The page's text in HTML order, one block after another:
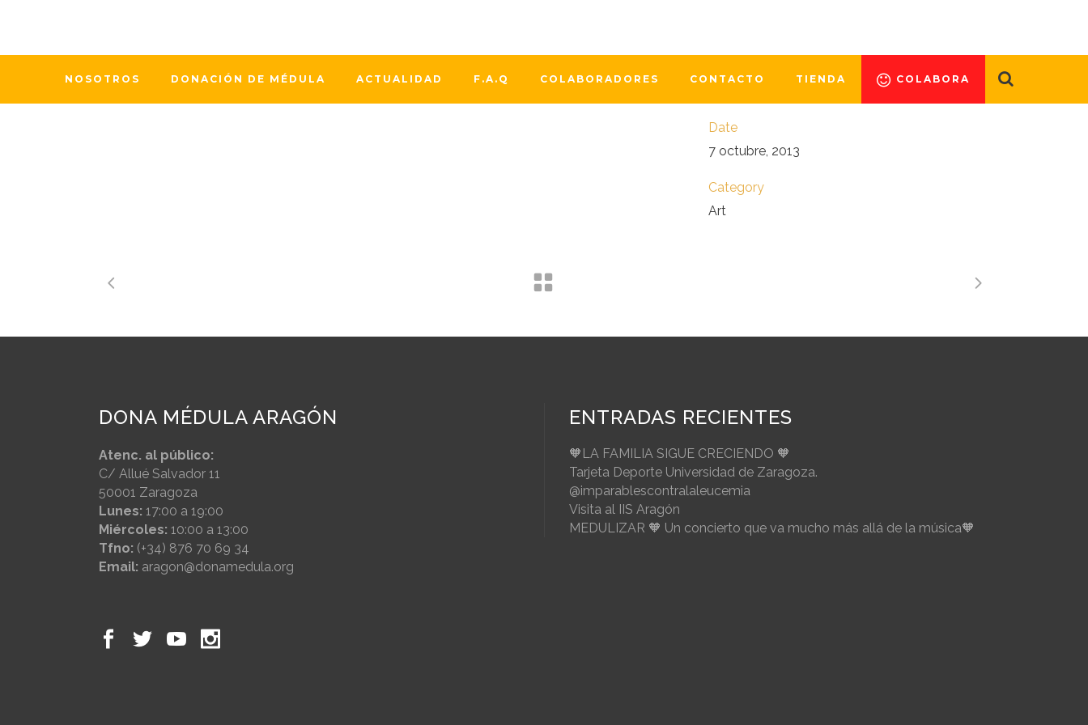
NOSOTROS DONACIÓN DE MÉDULA ACTUALIDAD F.A.Q COLABORADORES CONTACTO TIENDA COLABORA
Date
7 octubre, 2013
Category
Art
DONA MÉDULA ARAGÓN
Atenc. al público:
C/ Allué Salvador 11
50001 Zaragoza
Lunes: 17:00 a 19:00
Miércoles: 10:00 a 13:00
Tfno: (+34) 876 70 69 34
Email: aragon@donamedula.org
ENTRADAS RECIENTES
🧡LA FAMILIA SIGUE CRECIENDO 🧡
Tarjeta Deporte Universidad de Zaragoza.
@imparablescontralaleucemia
Visita al IIS Aragón
MEDULIZAR 🧡 Un concierto que va mucho más allá de la música🧡